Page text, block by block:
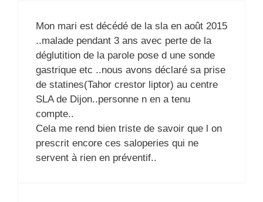
Mon mari est décédé de la sla en août 2015
..malade pendant 3 ans avec perte de la
déglutition de la parole pose d une sonde
gastrique etc ..nous avons déclaré sa prise
de statines(Tahor crestor liptor) au centre
SLA de Dijon..personne n en a tenu
compte..
Cela me rend bien triste de savoir que l on
prescrit encore ces saloperies qui ne
servent à rien en préventif..